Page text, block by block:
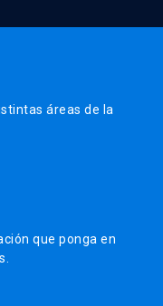
áreas de la
que ponga en